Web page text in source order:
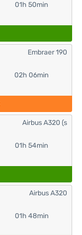
01h 50min
02h 06min
Embraer 190
01h 54min
Airbus A320 (s
01h 48min
Airbus A320